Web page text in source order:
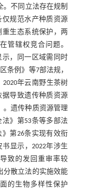
。不同立法存在规制
仅规范水产种质资源
生态系统保护，两
管辖权竞合问题。
示，同一区域需同时
条例》等7部法规，
2020年云南野生茶树
导致遗传种质资源
。遗传种质资源管理
》第53条等多部法
第26条实现有效衔
显示，2022年涉生
致的发回重审率较
分散立法的实施效能
的生物多样性保护